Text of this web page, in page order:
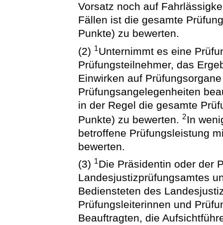
Vorsatz noch auf
Fällen ist die gesamte
Punkte) zu bewerten.
(2) 1Unternimmt es eine
Prüfungsteilnehmer, das
Einwirken auf
Prüfungsangelegenheiten
in der Regel die gesamte
Punkte) zu bewerten.2In
betroffene Prüfungsleistung
bewerten.
(3) 1Die Präsidentin oder der
Landesjustizprüfungsamtes
Bediensteten des
Prüfungsleiterinnen und
Beauftragten, die